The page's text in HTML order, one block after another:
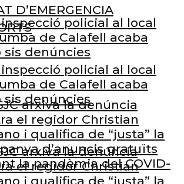
policial al local
de Calafell acaba
sis denúncies
arxiva la denúncia
el regidor Christian
i qualifica de “justa” la
d’anuncis gratuïts
la pandèmia del COVID-
D’EMERGENCIA
policial al local
de Calafell acaba
sis denúncies
arxiva la denúncia
el regidor Christian
i qualifica de “justa” la